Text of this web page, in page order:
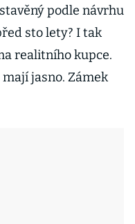
podle návrhu
sto lety? I tak
realitního kupce.
jasno. Zámek